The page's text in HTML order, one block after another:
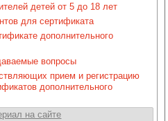
детей от 5 до 18 лет
для сертификата
дополнительного
вопросы
прием и регистрацию
дополнительного
на сайте